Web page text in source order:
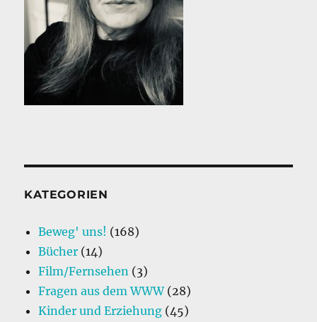
KATEGORIEN
Beweg' uns! (168)
Bücher (14)
Film/Fernsehen (3)
Fragen aus dem WWW(28)
Kinder und Erziehung (45)